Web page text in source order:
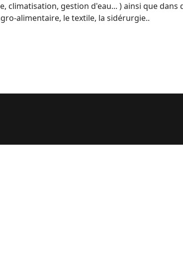
gestion d'eau... ) ainsi que dans
alimentaire, le textile, la sidérurgie..